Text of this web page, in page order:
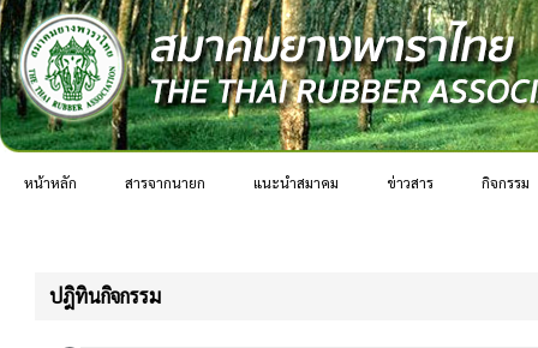
หน้าหลัก สารจากนายก แนะนำสมาคม ข่าวสาร กิจกรรม
ปฎิทินกิจกรรม